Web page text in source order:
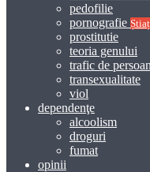
pedofilie
pornografie
prostitutie
teoria genului
trafic de
transexualitate
viol
dependenţe
alcoolism
droguri
fumat
opinii